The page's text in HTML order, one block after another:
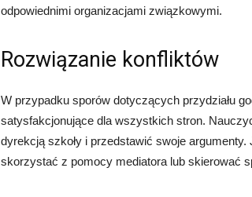
odpowiednimi organizacjami związkowymi.
Rozwiązanie konfliktów
W przypadku sporów dotyczących przydziału
satysfakcjonujące dla wszystkich stron.
dyrekcją szkoły i przedstawić swoje
skorzystać z pomocy mediatora lub skierować